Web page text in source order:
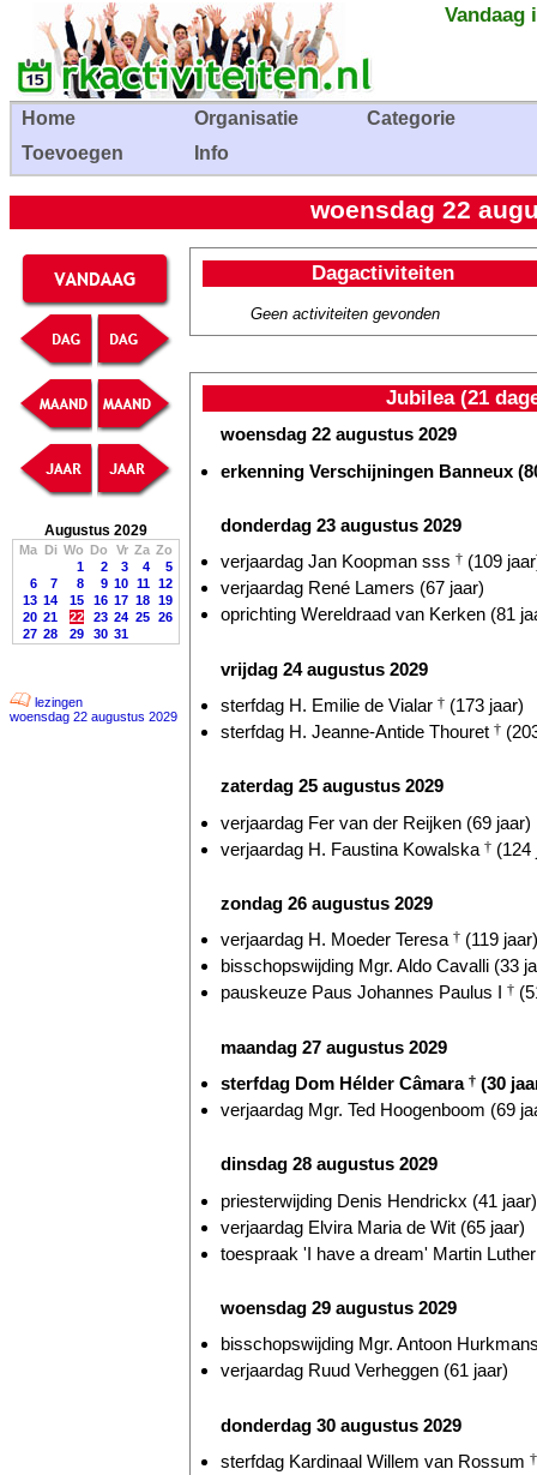
Vandaag
Home Organisatie
Categorie
Toevoegen
Info
woensdag 22
Augustus 2029
Ma Di Wo Do Vr Za Zo
1
2 3 4
5
6
7 8 9 10 11 12
13 14 15 16 17 18 19
20 21 22 23 24 25 26
27 28 29 30 31
lezingen
woensdag 22 augustus 2029
Dagactiviteiten
Geen activiteiten gevonden
Jubilea (21
woensdag 22 augustus 2029
erkenning Verschijningen Banneux
donderdag 23 augustus 2029
verjaardag Jan Koopman sss † (109
verjaardag René Lamers (67 jaar)
oprichting Wereldraad van Kerken (81
vrijdag 24 augustus 2029
sterfdag H. Emilie de Vialar † (173 jaar)
sterfdag H. Jeanne-Antide Thouret †
zaterdag 25 augustus 2029
verjaardag Fer van der Reijken (69 jaar)
verjaardag H. Faustina Kowalska † (124
zondag 26 augustus 2029
verjaardag H. Moeder Teresa † (119 jaar)
bisschopswijding Mgr. Aldo Cavalli (33
pauskeuze Paus Johannes Paulus I †
maandag 27 augustus 2029
sterfdag Dom Hélder Câmara † (30
verjaardag Mgr. Ted Hoogenboom (69
dinsdag 28 augustus 2029
priesterwijding Denis Hendrickx (41 jaar)
verjaardag Elvira Maria de Wit (65 jaar)
toespraak 'I have a dream' Martin
woensdag 29 augustus 2029
bisschopswijding Mgr. Antoon
verjaardag Ruud Verheggen (61 jaar)
donderdag 30 augustus 2029
sterfdag Kardinaal Willem van Rossum †